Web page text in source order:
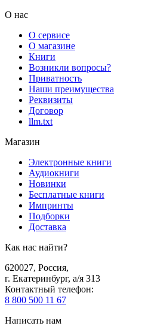
О нас
О сервисе
О магазине
Книги
Возникли вопросы?
Приватность
Наши преимущества
Реквизиты
Договор
llm.txt
Магазин
Электронные книги
Аудиокниги
Новинки
Бесплатные книги
Импринты
Подборки
Доставка
Как нас найти?
620027, Россия,
г. Екатеринбург, а/я 313
Контактный телефон:
8 800 500 11 67
Написать нам